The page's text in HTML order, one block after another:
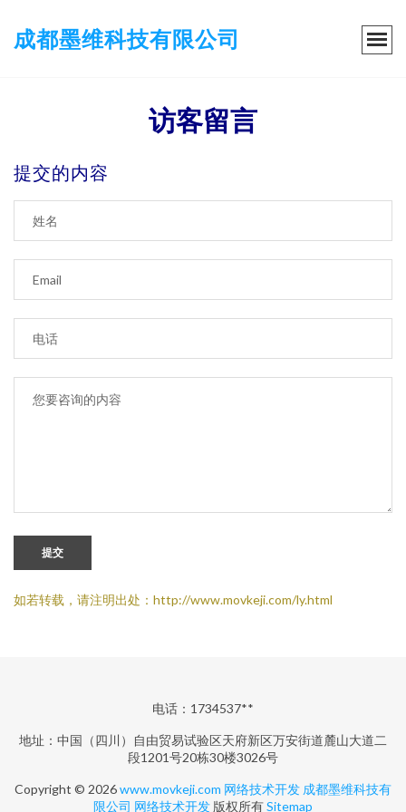
成都墨维科技有限公司
访客留言
提交的内容
提交
如若转载，请注明出处：http://www.movkeji.com/ly.html
电话：1734537**
地址：中国（四川）自由贸易试验区天府新区万安街道麓山大道二
段1201号20栋30楼3026号
Copyright © 2026www.movkeji.com 网络技术开发 成都墨维科技有
限公司 网络技术开发 版权所有Sitemap